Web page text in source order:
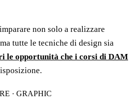
non solo a realizzare
tutte le tecniche di design sia
le opportunità che i corsi di DAM
· GRAPHIC